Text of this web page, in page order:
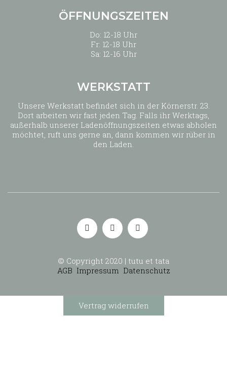
ÖFFNUNGSZEITEN
Do: 12-18 Uhr
Fr: 12-18 Uhr
Sa: 12-16 Uhr
WERKSTATT
Unsere Werkstatt befindet sich in der Körnerstr. 23.
Dort arbeiten wir fast jeden Tag. Falls ihr Werktags,
außerhalb unserer Ladenöffnungszeiten etwas abholen
möchtet, ruft uns gerne an, dann kommen wir rüber in
den Laden.
© Copyright 2020 | tutu et tata
AGB Impressum Datenschutz
Vertrag widerrufen